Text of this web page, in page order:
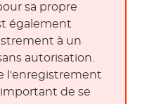
sa propre
également
à un
autorisation.
l'enregistrement
de se